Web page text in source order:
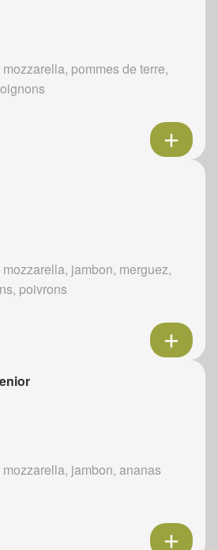
pommes de terre,
jambon, merguez,
poivrons
jambon, ananas